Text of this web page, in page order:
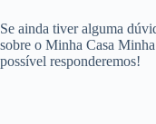
Se ainda tiver alguma
sobre o Minha Casa
possível responderemos!